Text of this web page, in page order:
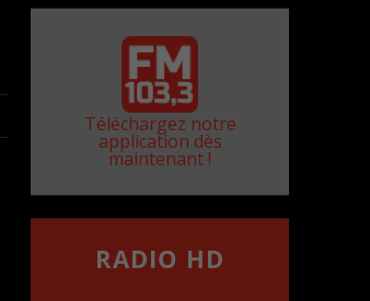
Téléchargez notre
application dès
maintenant !
RADIO HD